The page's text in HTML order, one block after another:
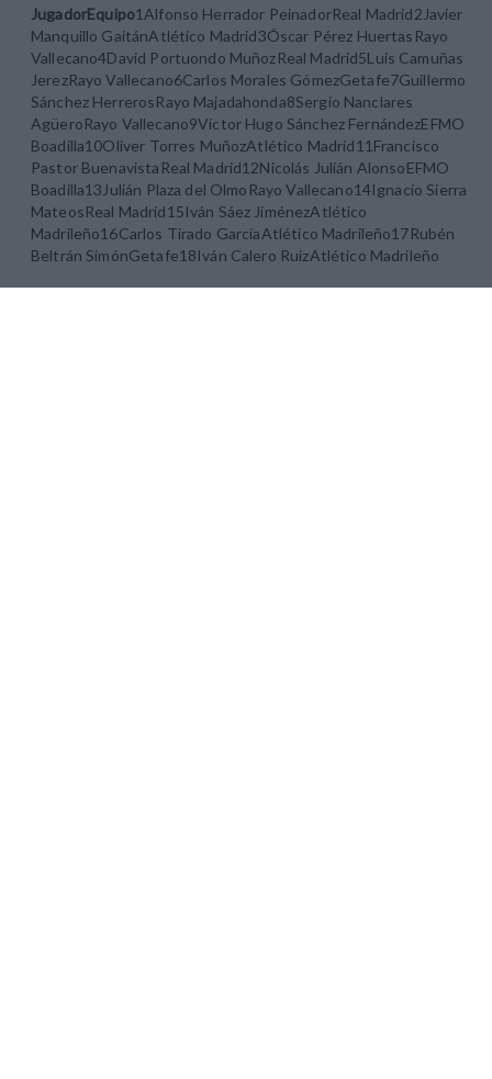
JugadorEquipo1Alfonso Herrador PeinadorReal Madrid2Javier
Manquillo GaitánAtlético Madrid3Óscar Pérez HuertasRayo
Vallecano4David Portuondo MuñozReal Madrid5Luis Camuñas
JerezRayo Vallecano6Carlos Morales GómezGetafe7Guillermo
Sánchez HerrerosRayo Majadahonda8Sergio Nanclares
AgüeroRayo Vallecano9Víctor Hugo Sánchez FernándezEFMO
Boadilla10Oliver Torres MuñozAtlético Madrid11Francisco
Pastor BuenavistaReal Madrid12Nicolás Julián AlonsoEFMO
Boadilla13Julián Plaza del OlmoRayo Vallecano14Ignacio Sierra
MateosReal Madrid15Iván Sáez JiménezAtlético
Madrileño16Carlos Tirado GarcíaAtlético Madrileño17Rubén
Beltrán SimónGetafe18Iván Calero RuizAtlético Madrileño